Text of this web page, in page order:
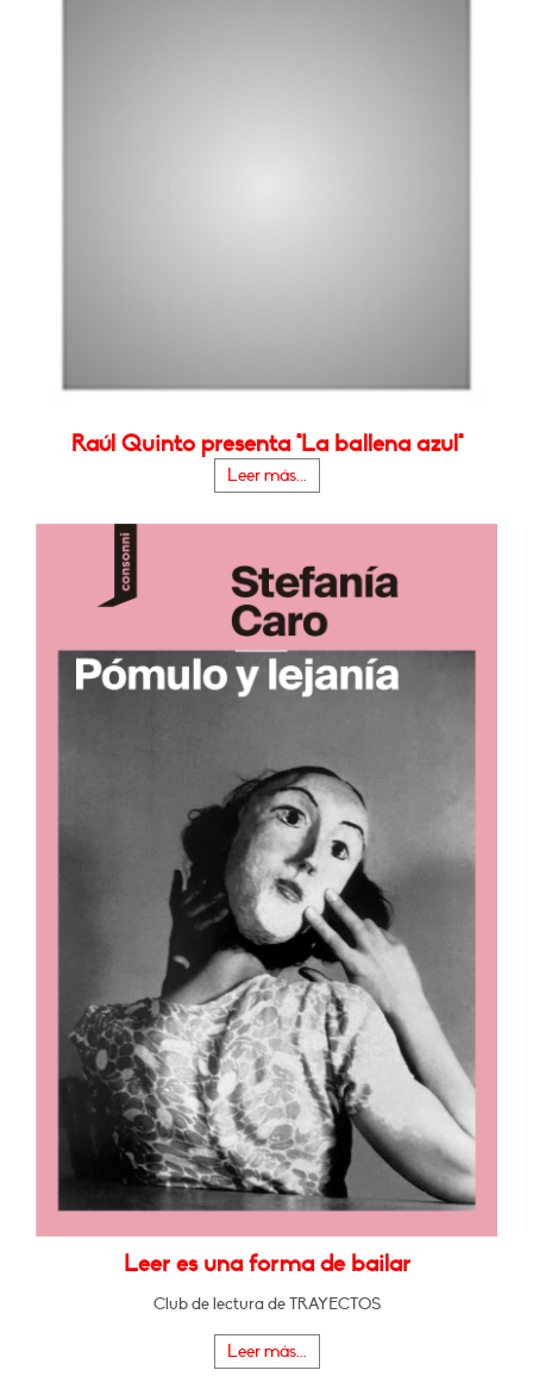
Raúl Quinto presenta "La ballena azul"
Leer más...
Leer es una forma de bailar
Club de lectura de TRAYECTOS
Leer más...